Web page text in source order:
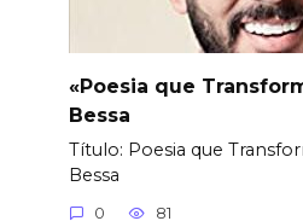
«Poesia que
Bessa
Título: Poesia que
Bessa
0 81